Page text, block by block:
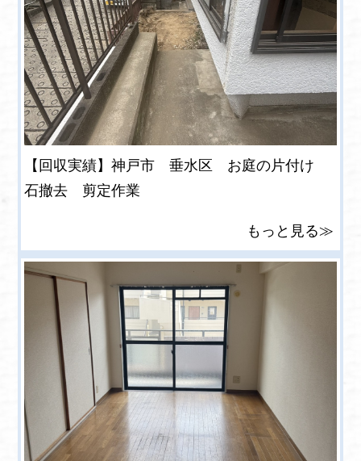
【回収実績】神戸市 垂水区 お庭の片付け
石撤去 剪定作業
もっと見る≫